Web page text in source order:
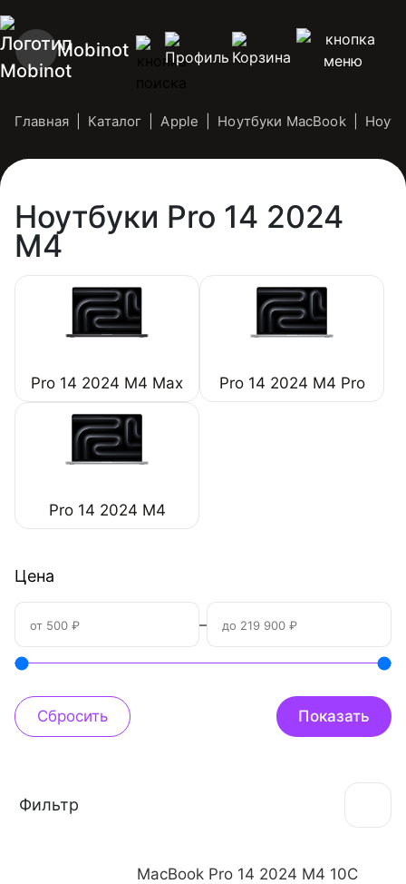
Mobinot
Главная Каталог Apple Ноутбуки MacBook
Ноутбуки Pro 14 2024
M4
Pro 14 2024 M4 Max Pro 14 2024 M4 Pro
Pro 14 2024 M4
Цена
–
Фильтр
MacBook Pro 14 2024 M4 10C